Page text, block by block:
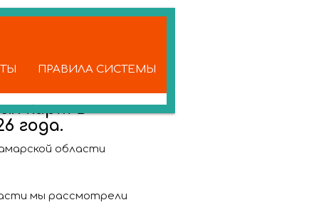
ПРАВИЛА СИСТЕМЫ
карт в
года.
области
мы рассмотрели